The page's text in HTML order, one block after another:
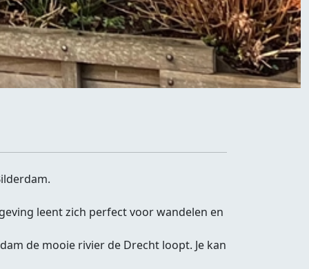
leent zich perfect voor wandelen en
de mooie rivier de Drecht loopt. Je kan